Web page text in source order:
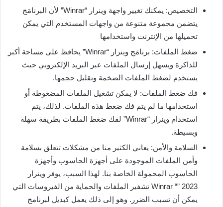
التخصيص: يمكنك تغيير واجهة وينرار “Winrar” لأن البرنامَج
يتضمن مجموعة متنوعة من واجهات المستخدم التي يمكن
تحميلها من الإنترنت واستخدامها
ضغط الملفات: برنامَج وينرار “Winrar” يحافظ على مساحة أكبر
للذاكرة ويسهل إرسال الملفات عبر البريد الإلكتروني حيث
يستخدم لضغط الملفات الضخمة وتقليل حجمها.
فك ضغط الملفات: لا يمكن تشغيل الملفات المضغوطة أو
استخدامها ما لم يتم فك ضغط هذه الملفات. لذلك، يتم
استخدام وينرار “Winrar” لفك ضغط الملفات بطريقة سهلة
وبسيطة.
السلامة والأمن: يعاني الكثير منا من مشكلات تتعلق بسلامة
وأمن الملفات الموجودة على أجهزة الحاسوب وأجهزة
الحاسوب المحمولة الخاصة بنا. لهذا السبب، يوفر وينرار
Winrar “” 2023 تشفير الملفات والحماية من الفيروسات التي
يمكن أن تسبب الضرر. وهو إلى ذلك يعمل كبديل لبرنامج